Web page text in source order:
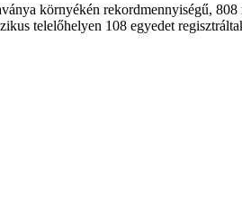
környékén rekordmennyiségű,
telelőhelyen 108 egyedet